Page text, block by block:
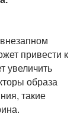
привести к
увеличить
образа
такие